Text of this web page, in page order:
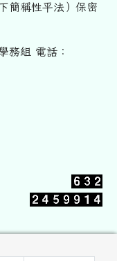
下簡稱性平法）保密
務組 電話：